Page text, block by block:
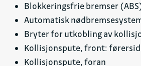
Blokkeringsfrie bremser
Automatisk
Bryter for utkobling av
Kollisjonspute, front:
Kollisjonspute, foran